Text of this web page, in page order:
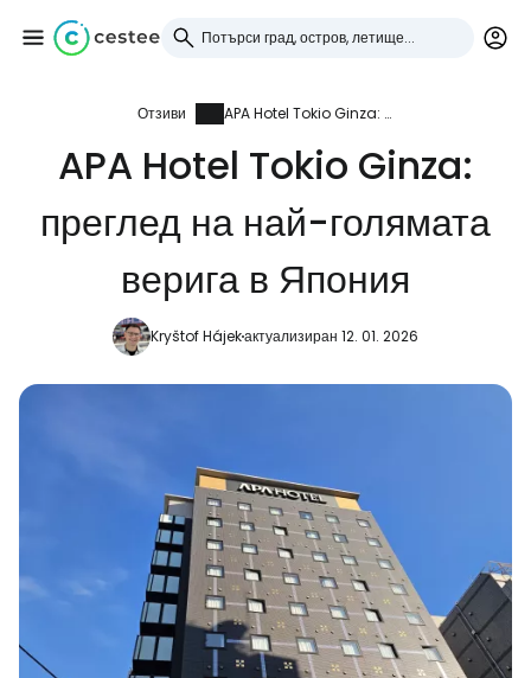
Отзиви APA Hotel Tokio Ginza: преглед на най-голямата верига в Япония
APA Hotel Tokio Ginza:
преглед на най-голямата
верига в Япония
Kryštof Hájekактуализиран 12. 01. 2026
Влезте в Cestee
... световната общност на туристите
Продължете с Google